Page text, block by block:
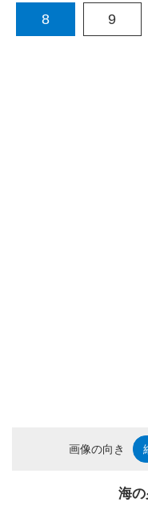
8 9
画像の向き
海